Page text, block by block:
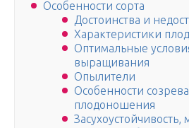
Особенности сорта
Достоинства и
Характеристики
Оптимальные
выращивания
Опылители
Особенности
плодоношения
Засухоустойчивость,